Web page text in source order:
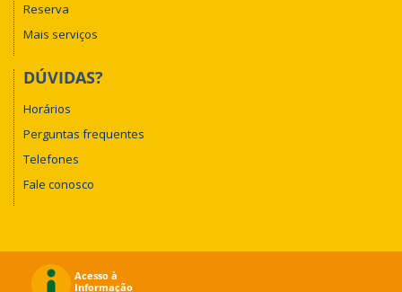
Reserva
Mais serviços
DÚVIDAS?
Horários
Perguntas frequentes
Telefones
Fale conosco